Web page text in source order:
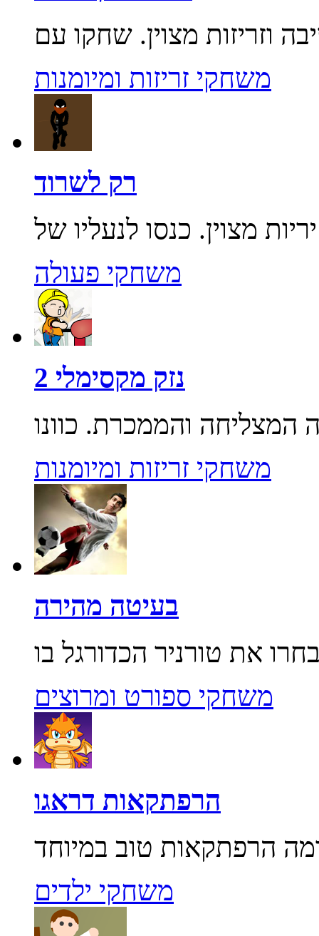
משחקי זריזות ומיומנות
רק לשרוד
משחקי פעולה
נזק מקסימלי 2
משחקי זריזות ומיומנות
בעיטה מהירה
משחקי ספורט ומרוצים
הרפתקאות דראגו
משחקי ילדים